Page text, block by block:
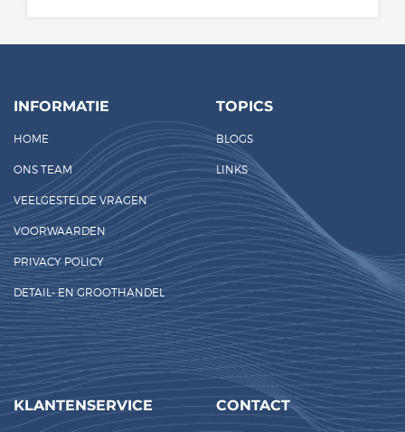
INFORMATIE
HOME
ONS TEAM
VEELGESTELDE VRAGEN
VOORWAARDEN
PRIVACY POLICY
DETAIL- EN GROOTHANDEL
TOPICS
BLOGS
LINKS
KLANTENSERVICE CONTACT